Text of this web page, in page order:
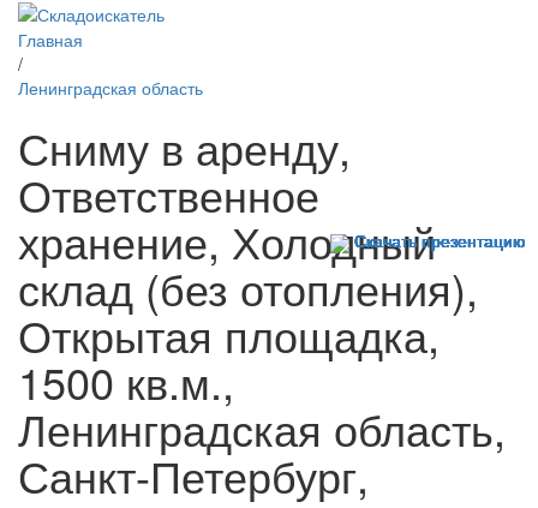
Главная
/
Ленинградская область
Сниму в аренду,
Ответственное
хранение, Холодный
склад (без отопления),
Открытая площадка,
1500 кв.м.,
Ленинградская область,
Санкт-Петербург,
Скачать презентацию
Скачать презентацию
Скачать презентацию
Скачать презентацию
Скачать презентацию
Скачать презентацию
Скачать презентацию
Скачать презентацию
Скачать презентацию
Скачать презентацию
Скачать презентацию
Скачать презентацию
Скачать презентацию
Скачать презентацию
Скачать презентацию
Скачать презентацию
Скачать презентацию
Скачать презентацию